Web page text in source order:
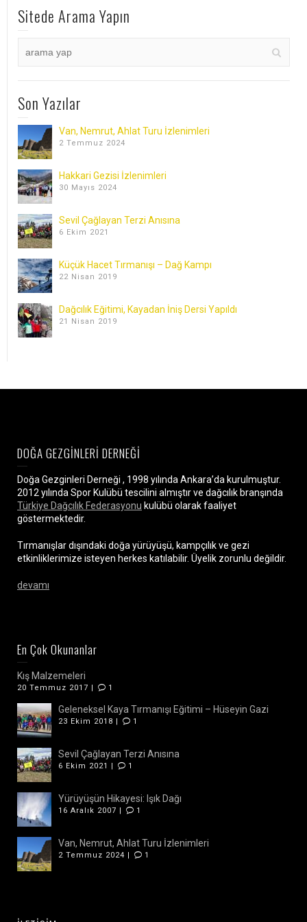
Sitede Arama Yapın
Son Yazılar
Van, Nemrut, Ahlat Turu İzlenimleri
2 Temmuz 2024
Hakkari Gezisi İzlenimleri
30 Mayıs 2024
Sevil Çağlayan Terzi Anısına
6 Ekim 2021
Küçük Hacet Tırmanışı – Dağ Kampı
22 Nisan 2019
Dağcılık Eğitimi, Kayadan İniş Dersi Yapıldı
21 Nisan 2019
DOĞA GEZGİNLERİ DERNEĞİ
Doğa Gezginleri Derneği , 1998 yılında Ankara’da kurulmuştur.
2012 yılında Spor Kulübü tescilini almıştır ve dağcılık branşında
Türkiye Dağcılık Federasyonu kulübü olarak faaliyet
göstermektedir.
Tırmanışlar dışındaki doğa yürüyüşü, kampçılık ve gezi
etkinliklerimize isteyen herkes katılabilir. Üyelik zorunlu değildir.
devamı
En Çok Okunanlar
Kış Malzemeleri
20 Temmuz 2017 | 1
Geleneksel Kaya Tırmanışı Eğitimi – Hüseyin Gazi
23 Ekim 2018 | 1
Sevil Çağlayan Terzi Anısına
6 Ekim 2021 | 1
Yürüyüşün Hikayesi: Işık Dağı
16 Aralık 2007 | 1
Van, Nemrut, Ahlat Turu İzlenimleri
2 Temmuz 2024 | 1